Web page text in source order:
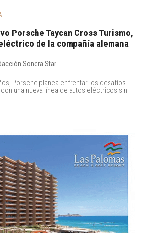
Porsche Taycan Cross Turismo,
de la compañía alemana
Sonora Star
Porsche planea enfrentar los desafíos
una nueva línea de autos eléctricos sin